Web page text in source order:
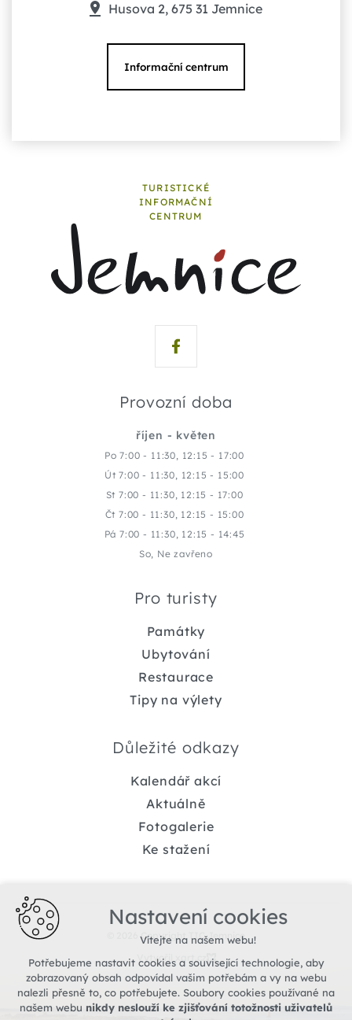
Husova 2, 675 31 Jemnice
Informační centrum
TURISTICKÉ
INFORMAČNÍ
CENTRUM
Provozní doba
říjen - květen
Po 7:00 - 11:30, 12:15 - 17:00
Út 7:00 - 11:30, 12:15 - 15:00
St 7:00 - 11:30, 12:15 - 17:00
Čt 7:00 - 11:30, 12:15 - 15:00
Pá 7:00 - 11:30, 12:15 - 14:45
So, Ne zavřeno
Pro turisty
Památky
Ubytování
Restaurace
Tipy na výlety
Důležité odkazy
Kalendář akcí
Aktuálně
Fotogalerie
Ke stažení
© 2026 Copyright TIC Jemnice
Vytvořil xart.cz
Nastavení cookies
Vítejte na našem webu!
Potřebujeme nastavit cookies a související technologie, aby
zobrazovaný obsah odpovídal vašim potřebám a vy na webu
nalezli přesně to, co potřebujete. Soubory cookies používané na
našem webu nikdy neslouží ke zjišťování totožnosti uživatelů